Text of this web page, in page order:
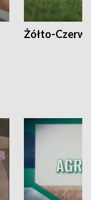
Żółto-